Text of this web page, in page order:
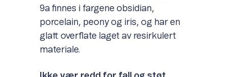
9a finnes i fargene obsidian,
porcelain, peony og iris, og har en
glatt overflate laget av resirkulert
materiale.